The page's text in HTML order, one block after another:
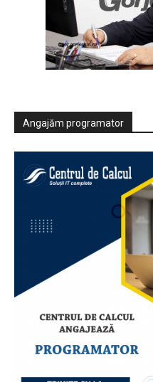
Angajăm programator